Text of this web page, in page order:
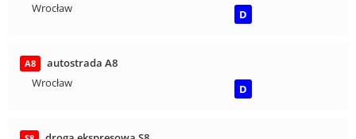
Wrocław
D
A8
autostrada A8
Wrocław
D